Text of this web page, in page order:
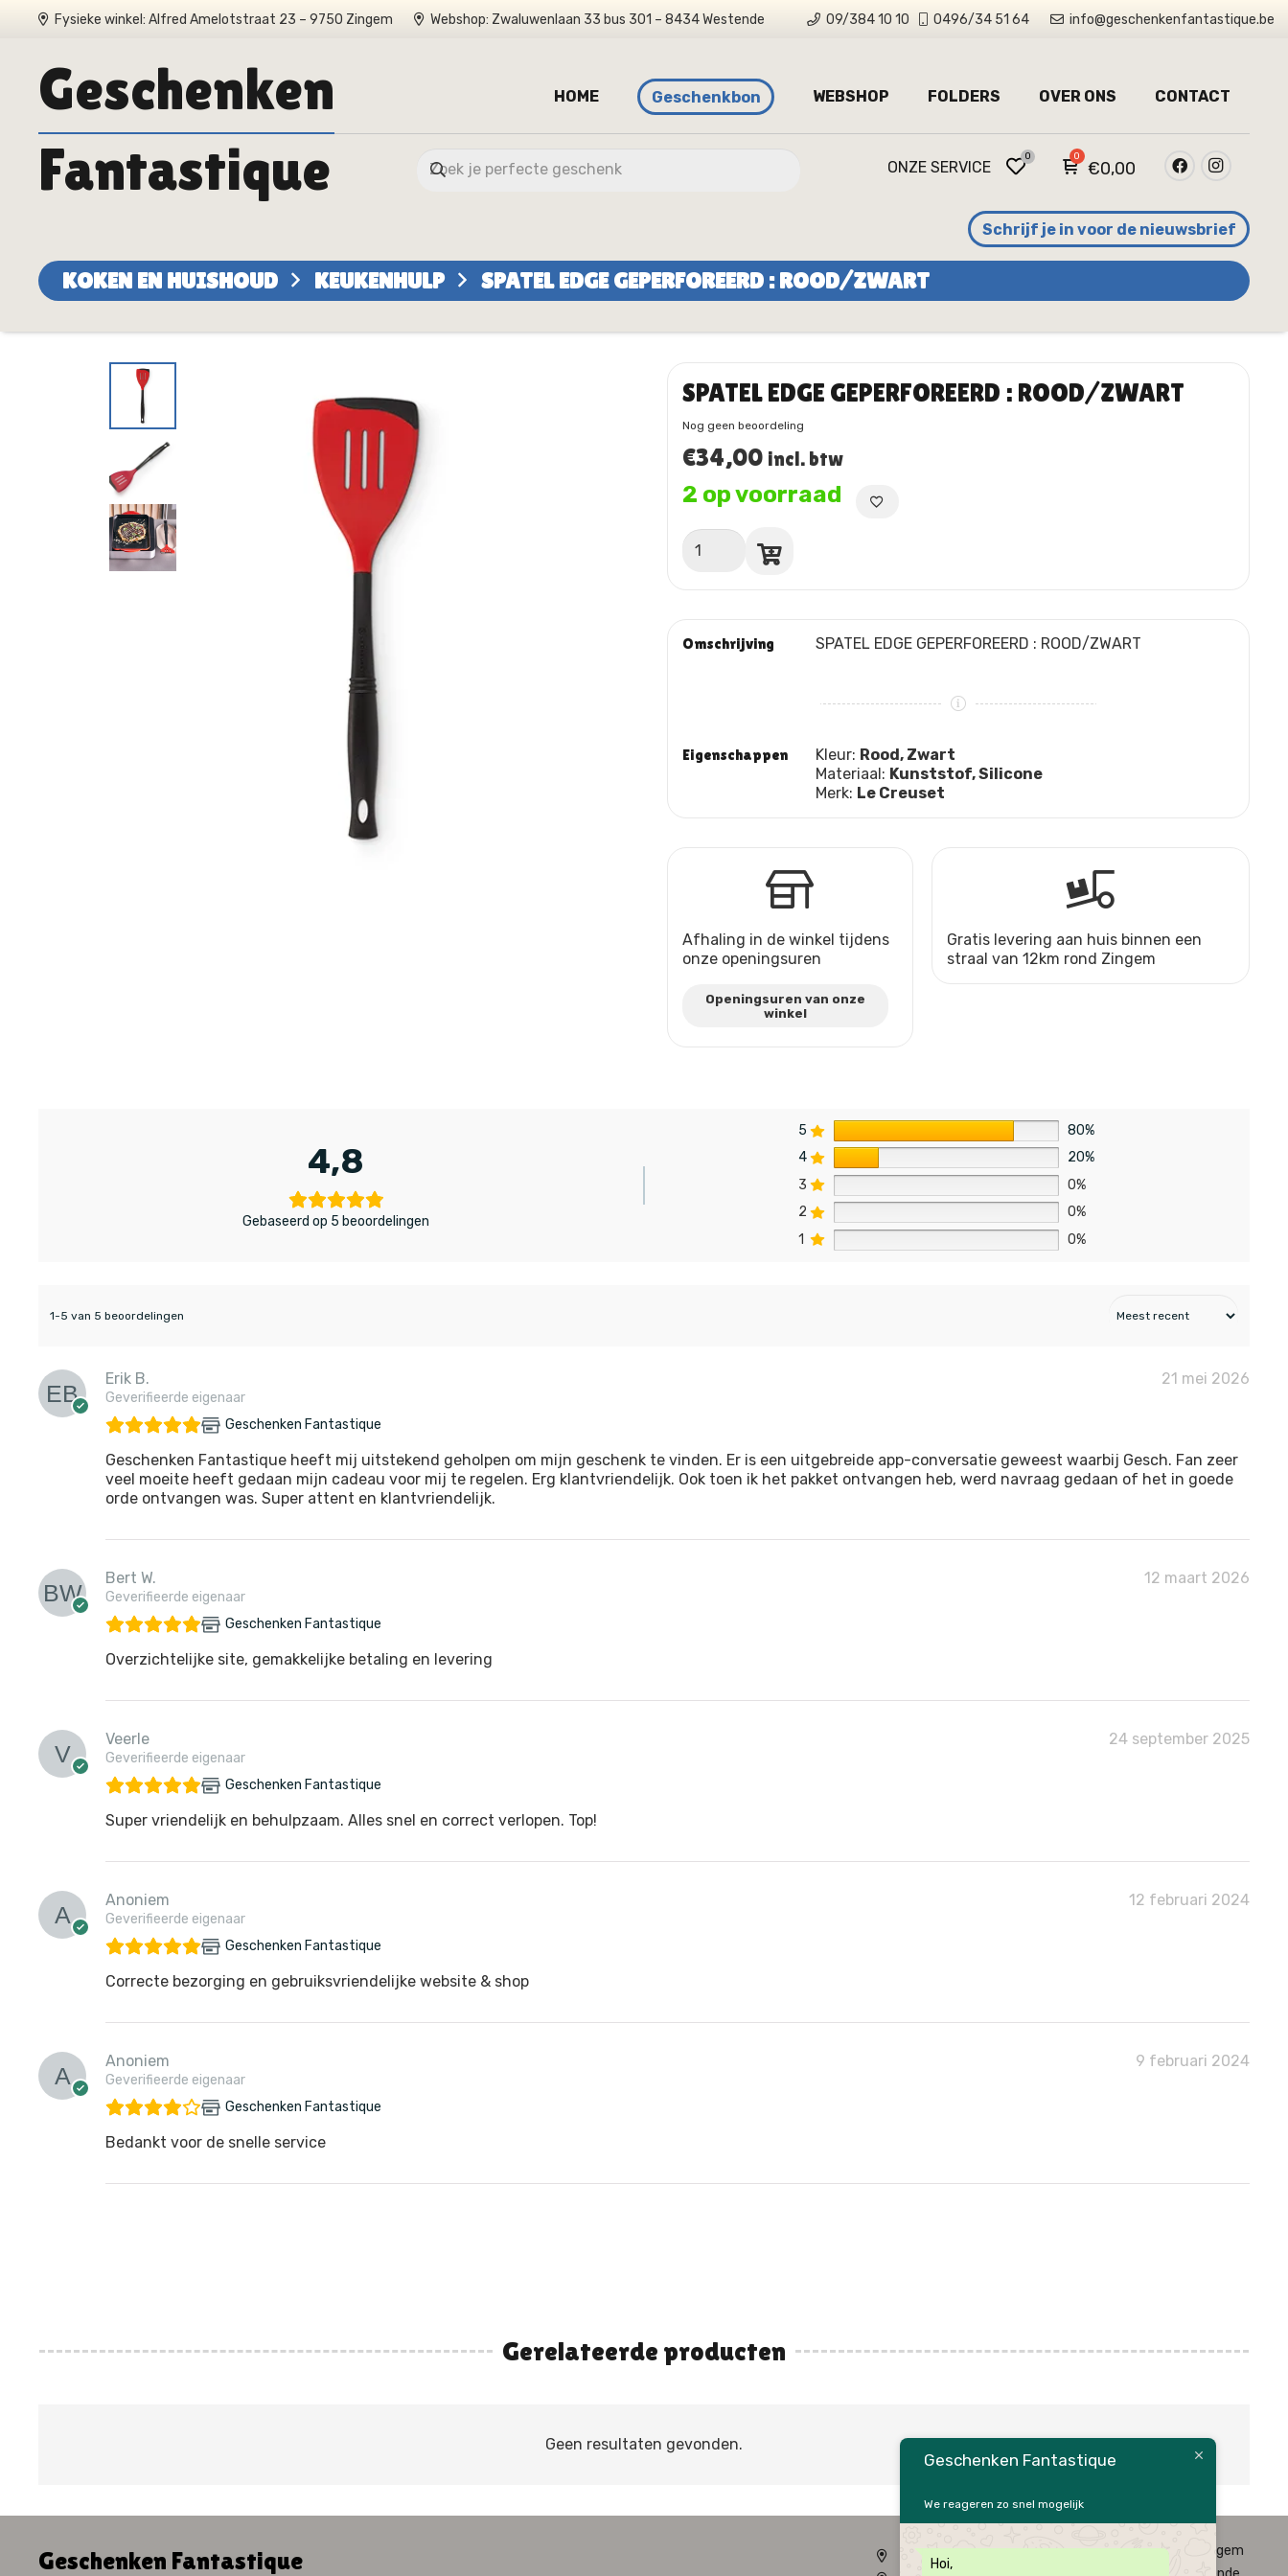
Fysieke winkel: Alfred Amelotstraat 23 – 9750 Zingem Webshop: Zwaluwenlaan 33 bus 301 – 8434 Westende 09/384 10 10 0496/34 51 64 info@geschenkenfantastique.be
Geschenken HOME Geschenkbon WEBSHOP FOLDERS OVER ONS CONTACT
Fantastique ONZE SERVICE
0
€0,00
Schrijf je in voor de nieuwsbrief
KOKEN EN HUISHOUD KEUKENHULP SPATEL EDGE GEPERFOREERD : ROOD/ZWART
SPATEL EDGE GEPERFOREERD : ROOD/ZWART
Nog geen beoordeling
€34,00 incl. btw
2 op voorraad
SPATEL
EDGE
Omschrijving SPATEL EDGE GEPERFOREERD : ROOD/ZWART
Eigenschappen Kleur: Rood, Zwart
Materiaal: Kunststof, Silicone
Merk: Le Creuset
Afhaling in de winkel tijdens
onze openingsuren
Openingsuren van onze
winkel
Gratis levering aan huis binnen een
straal van 12km rond Zingem
4,8
Gebaseerd op 5 beoordelingen
5
80%
4
20%
3
0%
2
0%
1
0%
1-5 van 5 beoordelingen
Erik B.
Geverifieerde eigenaar
21 mei 2026
Geschenken Fantastique
Geschenken Fantastique heeft mij uitstekend geholpen om mijn geschenk te vinden. Er is een uitgebreide app-conversatie geweest waarbij Gesch. Fan zeer
veel moeite heeft gedaan mijn cadeau voor mij te regelen. Erg klantvriendelijk. Ook toen ik het pakket ontvangen heb, werd navraag gedaan of het in goede
orde ontvangen was. Super attent en klantvriendelijk.
Bert W.
Geverifieerde eigenaar
12 maart 2026
Geschenken Fantastique
Overzichtelijke site, gemakkelijke betaling en levering
Veerle
Geverifieerde eigenaar
24 september 2025
Geschenken Fantastique
Super vriendelijk en behulpzaam. Alles snel en correct verlopen. Top!
Anoniem
Geverifieerde eigenaar
12 februari 2024
Geschenken Fantastique
Correcte bezorging en gebruiksvriendelijke website & shop
Anoniem
Geverifieerde eigenaar
9 februari 2024
Geschenken Fantastique
Bedankt voor de snelle service
Gerelateerde producten
Geen resultaten gevonden.
Geschenken Fantastique
Fysieke winkel: Alfred Amelotstraat 23 – 9750 Zingem
Geschenken Fantastique
We reageren zo snel mogelijk
Hoi,